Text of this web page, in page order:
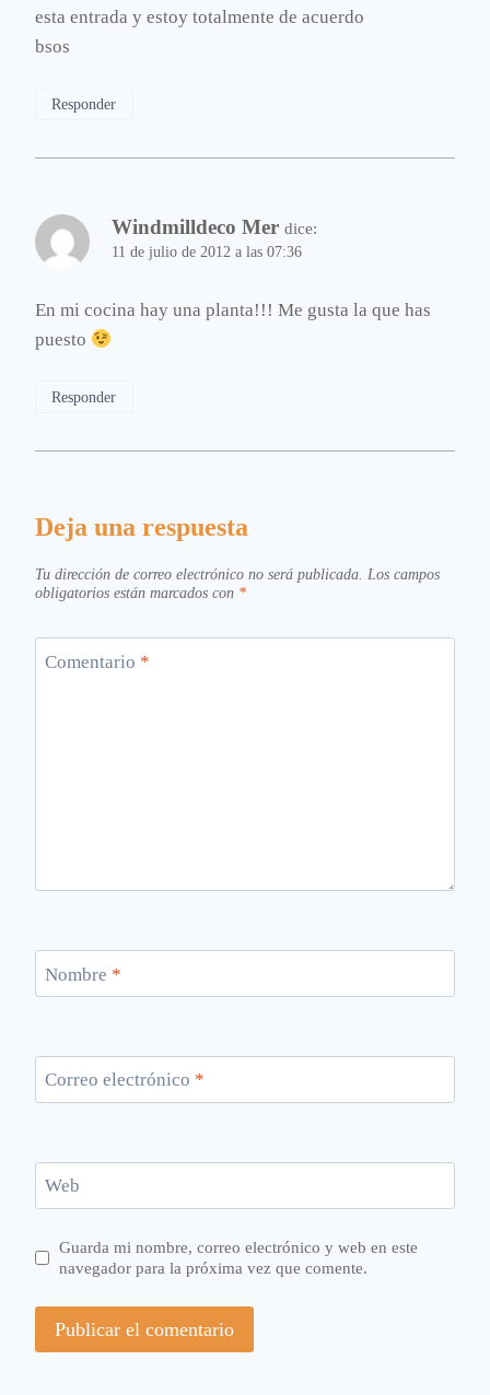
esta entrada y estoy totalmente de acuerdo
bsos
Responder
Windmilldeco Mer dice:
11 de julio de 2012 a las 07:36
En mi cocina hay una planta!!! Me gusta la que has
puesto
Responder
Deja una respuesta
Tu dirección de correo electrónico no será publicada. Los campos
obligatorios están marcados con *
Comentario *
Nombre *
Correo electrónico *
Web
Guarda mi nombre, correo electrónico y web en este
navegador para la próxima vez que comente.